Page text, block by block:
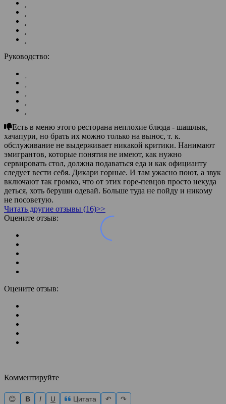
Руководство:
Есть в меню этого ресторана неплохие блюда - шашлык,
хачапури, но брать их можно только на вынос, т. к.
обслуживание не выдерживает никакой критики. Нанимают
эмигрантов, которые понятия не имеют, как нужно
сервировать стол, должна подаваться еда и как официанту
следует вести себя. Дикари горные. И там ужасно поют, а звук
включают так громко, что от этих горе-певцов просто некуда
деться, хоть беруши одевай. Больше туда не пойду и никому
не посоветую.
Читать другие отзывы (16)>>
Оцените отзыв:
Оцените отзыв:
Комментируйте
😊 B I U Цитата ↶ ↷